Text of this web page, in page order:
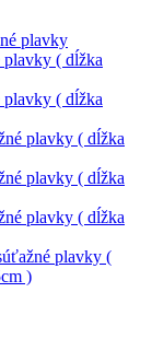
plavky
( dĺžka
( dĺžka
plavky ( dĺžka
plavky ( dĺžka
plavky ( dĺžka
plavky (
)